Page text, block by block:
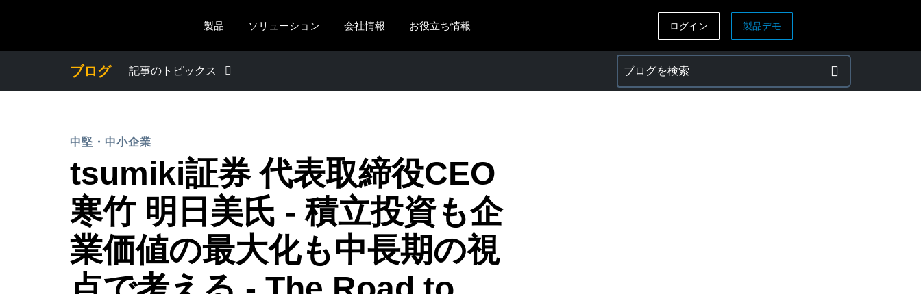
製品
ソリューション 会社情報 お役立ち情報
Canada (Français)
México (Español)
Brasil (Português)
ASIA PACIFIC
ログイン 製品デモ
ブログ 記事のトピックス
電子帳簿保存法・インボイス制度
経理・総務の豆知識
出張・経費管理トレンド
中堅・中小企業
tsumiki証券 代表取締役CEO
寒竹 明日美氏 - 積立投資も企
業価値の最大化も中長期の視